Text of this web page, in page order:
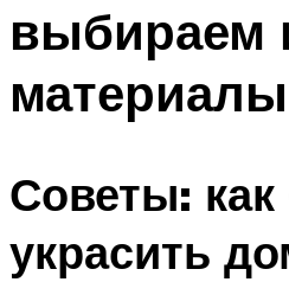
выбираем
материалы
Советы:
украсить